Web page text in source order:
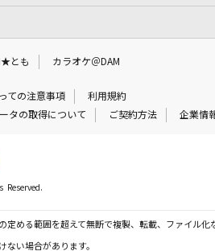
とも カラオケ＠DAM
ての注意事項
利用規約
タの取得について ご契約方法 企業情
Reserved.
める範囲を超えて無断で複製、転載、ファイル化
ない場合があります。